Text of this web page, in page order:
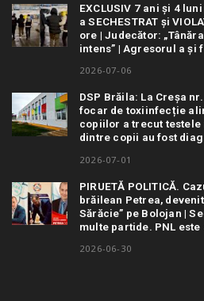
EXCLUSIV 7 ani și 4
a SECHESTRAT și
ore | Judecător:
intens” | Agresorul a
2026-07-06
DSP Brăila: La Creșa
focar de toxiinfecție
copiilor a trecut
dintre copii au fost
2026-07-01
PIRUETĂ POLITICĂ.
brăilean Petrea,
Sărăcie” pe Bolojan |
multe partide. PNL este
2026-06-30